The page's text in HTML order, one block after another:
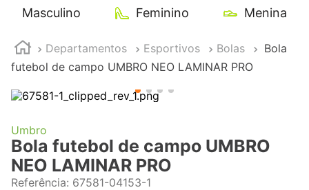
Masculino Feminino Menina
Departamentos Esportivos Bolas
Bola
futebol de campo UMBRO NEO LAMINAR PRO
Umbro
Bola futebol de campo UMBRO
NEO LAMINAR PRO
Referência: 67581-04153-1
TERMOS MAIS BUSCADOS
2
tenis feminino
4 º
adidas
5